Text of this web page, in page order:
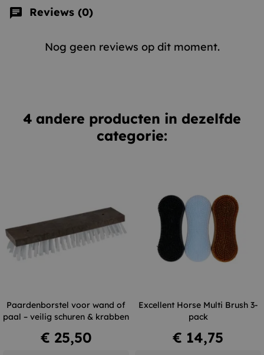
chat Reviews (0)
Nog geen reviews op dit moment.
4 andere producten in dezelfde
categorie:
Paardenborstel voor wand of
paal – veilig schuren & krabben
Prijs
€ 25,50
Excellent Horse Multi Brush 3-
pack
Prijs
€ 14,75